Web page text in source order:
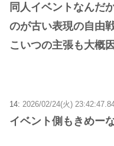
同人イベントなんだ
のが古い表現の自由
こいつの主張も大概
14: 2026/02/24(火)
イベント側もきめー